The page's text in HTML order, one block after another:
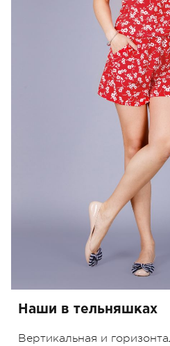
Наши в тельняшках
Вертикальная и